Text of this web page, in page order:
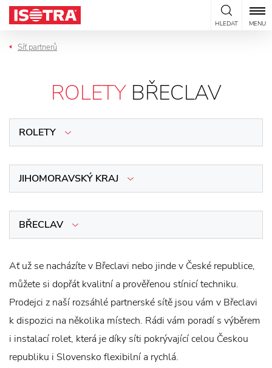
Přeskočit na obsah
HLEDAT MENU
Síť partnerů
ROLETYBŘECLAV
ROLETY
JIHOMORAVSKÝ KRAJ
BŘECLAV
Ať už se nacházíte v Břeclavi nebo jinde v České republice,
můžete si dopřát kvalitní a prověřenou stínicí techniku.
Prodejci z naší rozsáhlé partnerské sítě jsou vám v Břeclavi
k dispozici na několika místech. Rádi vám poradí s výběrem
i instalací rolet, která je díky síti pokrývající celou Českou
republiku i Slovensko flexibilní a rychlá.